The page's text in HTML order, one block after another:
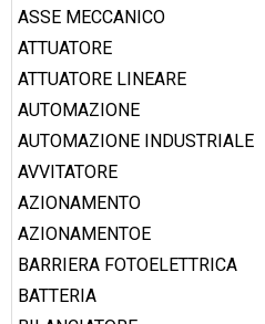
ASSE MECCANICO
ATTUATORE
ATTUATORE LINEARE
AUTOMAZIONE
AUTOMAZIONE INDUSTRIALE
AVVITATORE
AZIONAMENTO
AZIONAMENTOE
BARRIERA FOTOELETTRICA
BATTERIA